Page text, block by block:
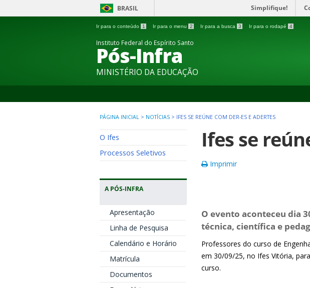
BRASIL Simplifique!
Ir para o conteúdo 1 Ir para o menu 2 Ir para a busca 3 Ir para o rodapé 4
Instituto Federal do Espírito Santo
Pós-Infra
MINISTÉRIO DA EDUCAÇÃO
PÁGINA INICIAL > NOTÍCIAS > IFES SE REÚNE COM DER-ES E ADERTES
O Ifes
Processos Seletivos
A PÓS-INFRA
Apresentação
Linha de Pesquisa
Calendário e Horário
Matrícula
Documentos
Ifes se
Imprimir
O evento aconteceu dia
técnica, científica e
Professores do curso de
em 30/09/25, no Ifes Vitória,
curso.